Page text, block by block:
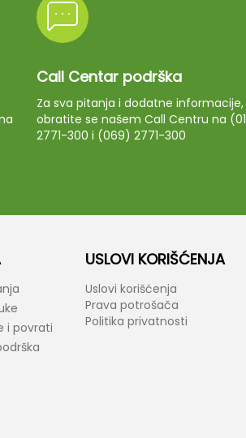
Call Centar podrška
Za sva pitanja i dodatne informacije,
obratite se našem Call Centru na
2771-300 i (069) 2771-300
i povrati
USLOVI KORIŠĆENJA
Uslovi korišćenja
Prava potrošača
Politika privatnosti